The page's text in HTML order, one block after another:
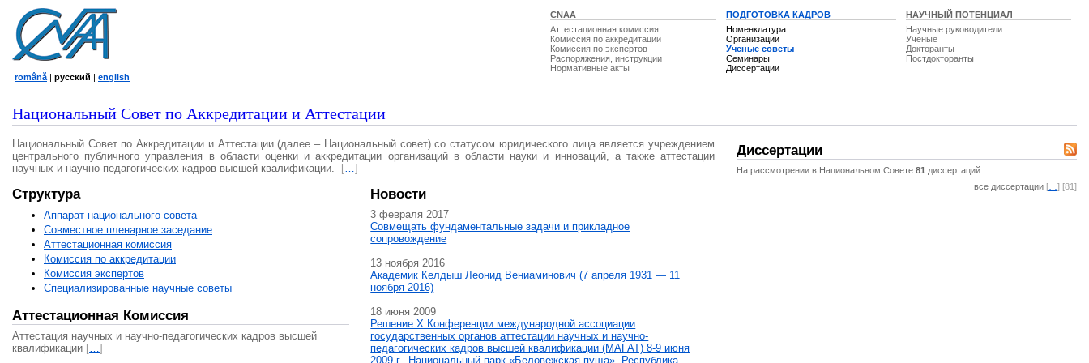
CNAA
Аттестационная комиссия
Комиссия по аккредитации
Комиссия по экспертов
Распоряжения, инструкции
Нормативные акты
ПОДГОТОВКА КАДРОВ
Номенклатура
Организации
Ученые советы
Семинары
Диссертации
НАУЧНЫЙ ПОТЕНЦИАЛ
Научные руководители
Ученые
Докторанты
Постдокторанты
română | русский | english
Национальный Совет по Аккредитации и Аттестации
Национальный Совет по Аккредитации и Аттестации (далее – Национальный совет) со статусом юридического лица является учреждением
центрального публичного управления в области оценки и аккредитации организаций в области науки и инноваций, а также аттестации
научных и научно-педагогических кадров высшей квалификации.
[…]
Структура
Аппарат национального совета
Совместное пленарное заседание
Аттестационная комисcия
Комиссия по аккредитации
Комиссия экспертов
Специализированные научные советы
Аттестационная Комиссия
Аттестация научных и научно-педагогических кадров высшей
квалификации […]
Новости
3 февраля 2017
Совмещать фундаментальные задачи и прикладное
сопровождение
13 ноября 2016
Академик Келдыш Леонид Вениаминович (7 апреля 1931 — 11
ноября 2016)
18 июня 2009
Решение X Конференции международной ассоциации
государственных органов аттестации научных и научно-
педагогических кадров высшей квалификации (МАГAT) 8-9 июня
2009 г., Национальный парк «Беловежская пуща», Республика
Диссертации
На рассмотрении в Национальном Совете 81 диссертаций
все диссертации [ ] [81]